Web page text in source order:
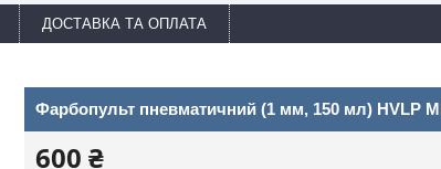
ДОСТАВКА ТА ОПЛАТА
Фарбопульт пневматичний (1 мм, 150 мл) HVLP
600 ₴